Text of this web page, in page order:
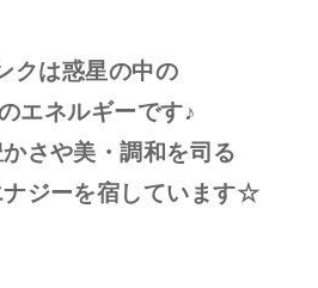
クは惑星の中の
エネルギーです♪
さや美・調和を司る
ナジーを宿しています☆